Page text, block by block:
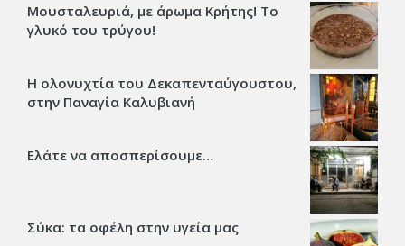
Μουσταλευριά, με άρωμα Κρήτης! Το
γλυκό του τρύγου!
Η ολονυχτία του Δεκαπενταύγουστου,
στην Παναγία Καλυβιανή
Ελάτε να αποσπερίσουμε…
Σύκα: τα οφέλη στην υγεία μας